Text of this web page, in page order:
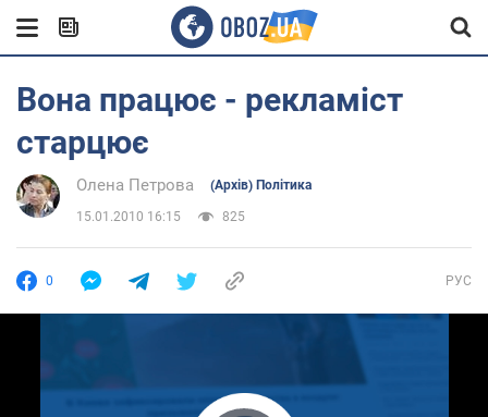
Вона працює - рекламіст
старцює
Олена Петрова (Архів) Політика
15.01.2010 16:15 825
0 РУС